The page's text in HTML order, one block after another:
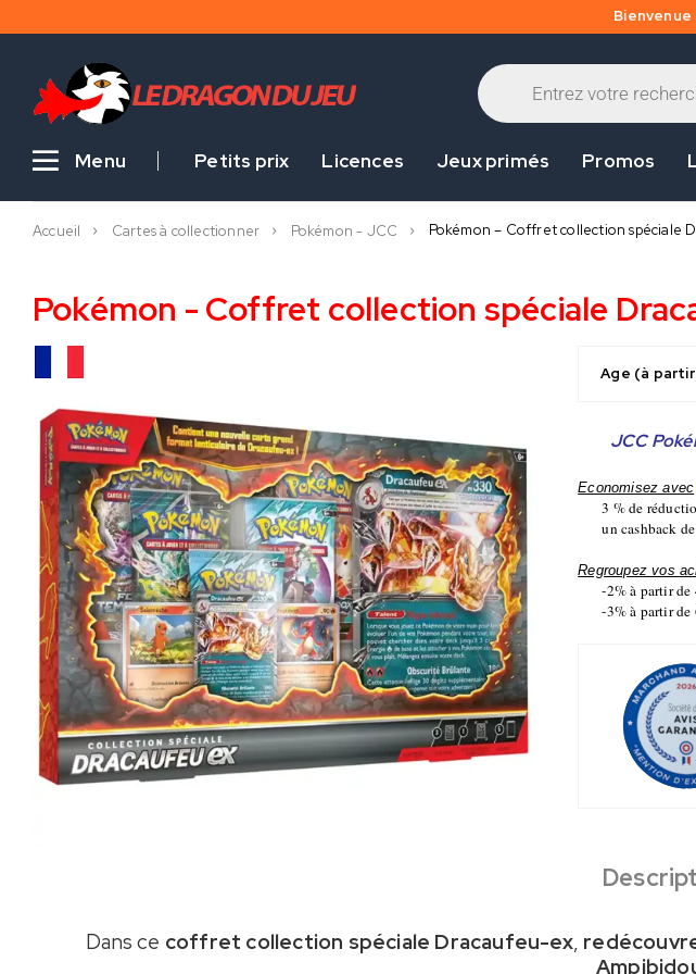
Bienvenue
Menu Petits prix Licences Jeux primés Promos
Accueil Cartes à collectionner Pokémon - JCC Pokémon – Coffret collection spéciale
Pokémon - Coffret collection spéciale
Age (à
JCC
Economisez avec
3 % de
un cashback de
Regroupez vos
-2% à partir de
-3% à partir de
Dans ce coffret collection spéciale Dracaufeu-ex,